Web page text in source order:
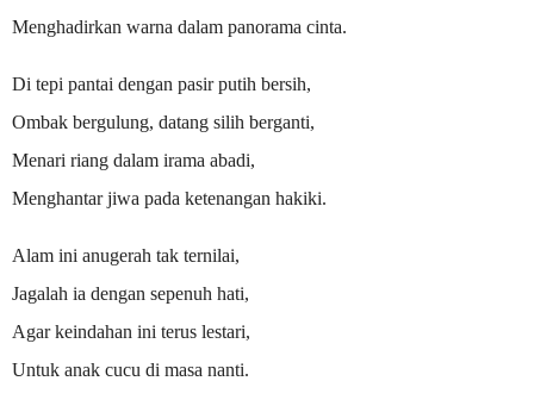
Menghadirkan warna dalam panorama cinta.
Di tepi pantai dengan pasir putih bersih,
Ombak bergulung, datang silih berganti,
Menari riang dalam irama abadi,
Menghantar jiwa pada ketenangan hakiki.
Alam ini anugerah tak ternilai,
Jagalah ia dengan sepenuh hati,
Agar keindahan ini terus lestari,
Untuk anak cucu di masa nanti.